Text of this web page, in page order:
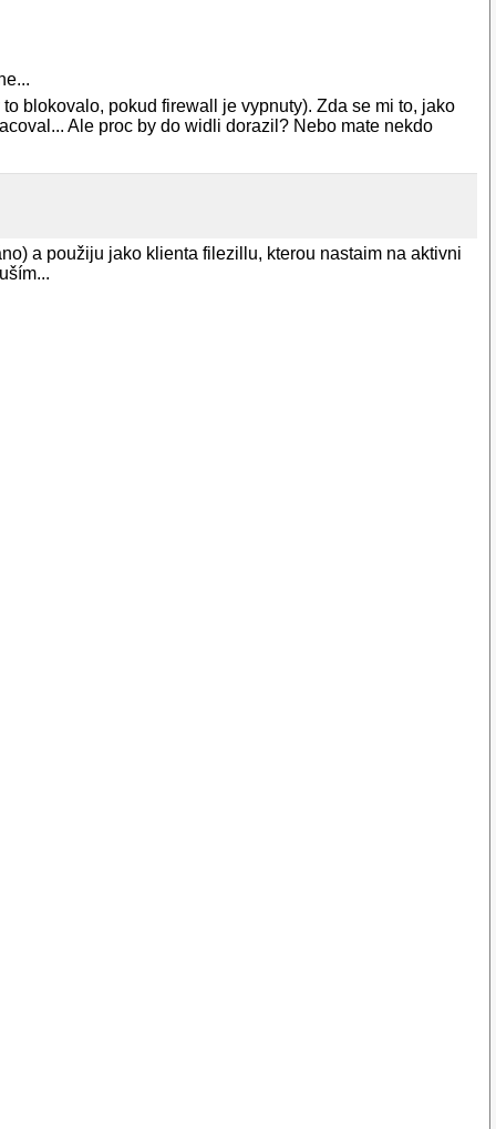
blokovalo, pokud firewall je vypnuty). Zda se mi to, jako
Ale proc by do widli dorazil? Nebo mate nekdo
a použiju jako klienta filezillu, kterou nastaim na aktivni